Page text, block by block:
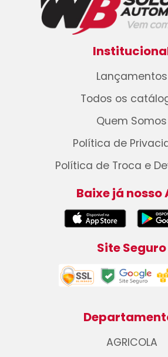
Lançamentos
Todos os
Quem Somos
Política de
Política de Troca e
Baixe já nosso
Site Seguro
AGRICOLA